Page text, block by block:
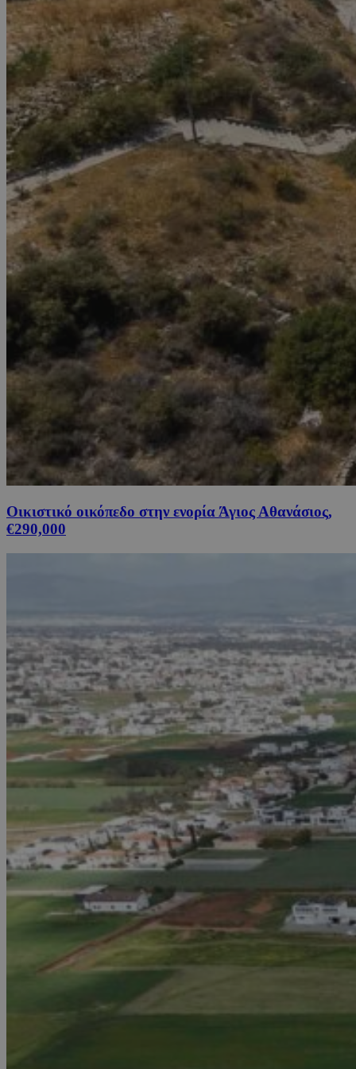
Οικιστικό οικόπεδο στην ενορία Άγιος Αθανάσιος,
€290,000